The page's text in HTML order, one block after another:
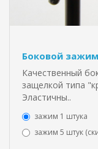
Боковой
Качественный
защелкой типа
Эластичны..
зажим 1 штука
зажим 5 штук